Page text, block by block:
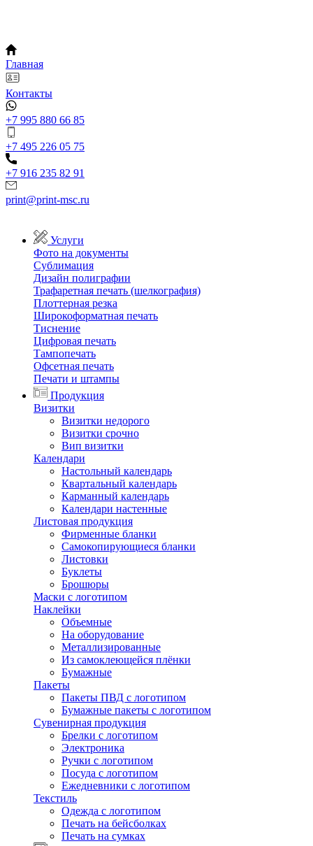
Главная
Контакты
+7 995 880 66 85
+7 495 226 05 75
+7 916 235 82 91
print@print-msc.ru
Услуги
Фото на документы
Сублимация
Дизайн полиграфии
Трафаретная печать (шелкография)
Плоттерная резка
Широкоформатная печать
Тиснение
Цифровая печать
Тампопечать
Офсетная печать
Печати и штампы
Продукция
Визитки
Визитки недорого
Визитки срочно
Вип визитки
Календари
Настольный календарь
Квартальный календарь
Карманный календарь
Календари настенные
Листовая продукция
Фирменные бланки
Самокопирующиеся бланки
Листовки
Буклеты
Брошюры
Маски с логотипом
Наклейки
Объемные
На оборудование
Металлизированные
Из самоклеющейся плёнки
Бумажные
Пакеты
Пакеты ПВД с логотипом
Бумажные пакеты с логотипом
Сувенирная продукция
Брелки с логотипом
Электроника
Ручки с логотипом
Посуда с логотипом
Ежедневники с логотипом
Текстиль
Одежда с логотипом
Печать на бейсболках
Печать на сумках